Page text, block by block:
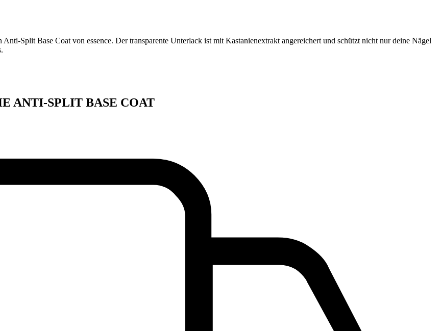
Split Base Coat von essence. Der transparente Unterlack ist mit Kastanienextrakt angereichert und schützt nicht nur deine Nägel
ANTI-SPLIT BASE COAT